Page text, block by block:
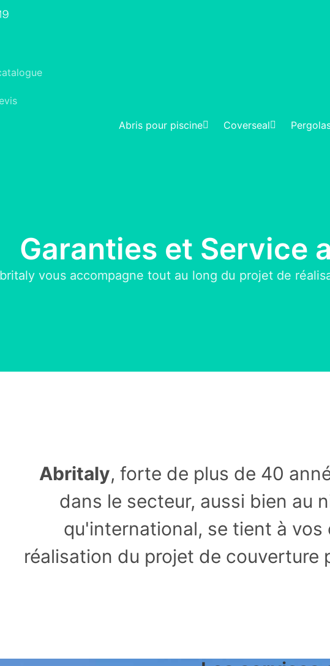
Abris pour piscine Coverseal
Garanties et Service
vous accompagne tout au long du projet de
Abritaly, forte de plus de 40
dans le secteur, aussi bien au
qu'international, se tient à vos
réalisation du projet de couverture